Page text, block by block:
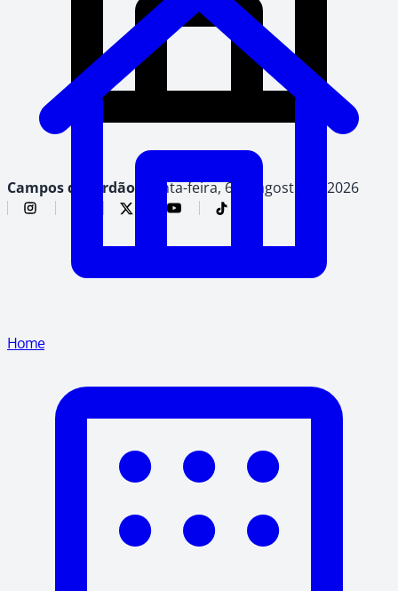
Campos do Jordão, quinta-feira, 6 de agosto de 2026
Home